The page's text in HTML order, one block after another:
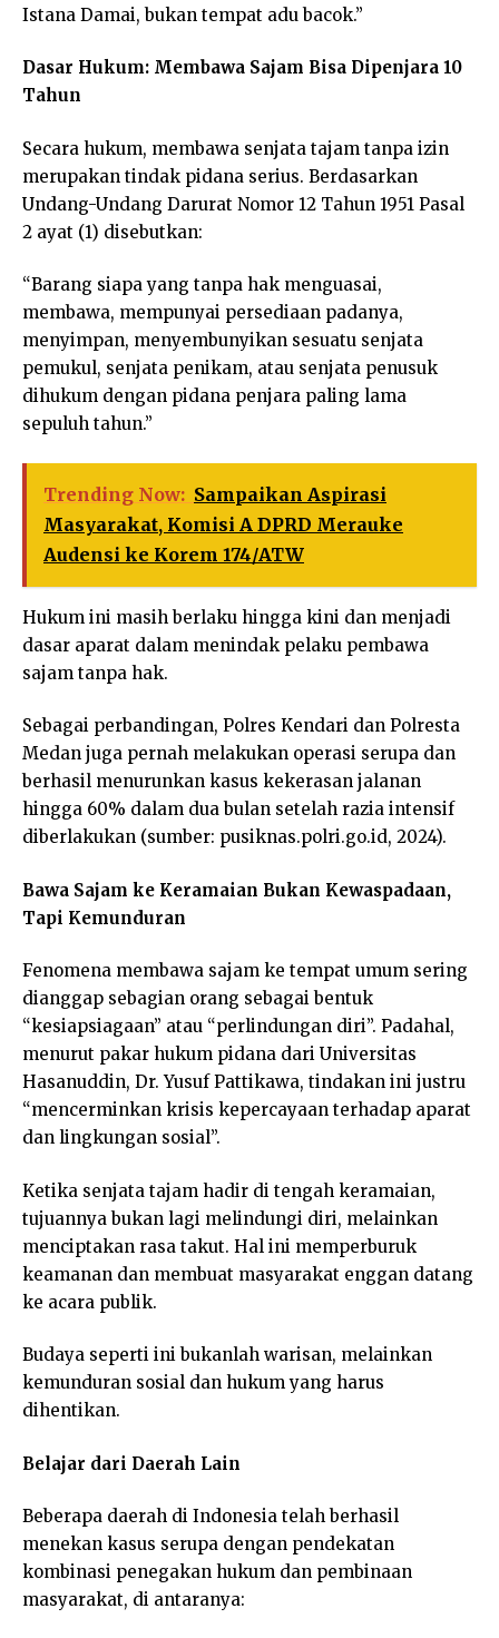
Istana Damai, bukan tempat adu bacok.”
Dasar Hukum: Membawa Sajam Bisa Dipenjara 10
Tahun
Secara hukum, membawa senjata tajam tanpa izin
merupakan tindak pidana serius. Berdasarkan
Undang-Undang Darurat Nomor 12 Tahun 1951 Pasal
2 ayat (1) disebutkan:
“Barang siapa yang tanpa hak menguasai,
membawa, mempunyai persediaan padanya,
menyimpan, menyembunyikan sesuatu senjata
pemukul, senjata penikam, atau senjata penusuk
dihukum dengan pidana penjara paling lama
sepuluh tahun.”
Trending Now: Sampaikan Aspirasi
Masyarakat, Komisi A DPRD Merauke
Audensi ke Korem 174/ATW
Hukum ini masih berlaku hingga kini dan menjadi
dasar aparat dalam menindak pelaku pembawa
sajam tanpa hak.
Sebagai perbandingan, Polres Kendari dan Polresta
Medan juga pernah melakukan operasi serupa dan
berhasil menurunkan kasus kekerasan jalanan
hingga 60% dalam dua bulan setelah razia intensif
diberlakukan (sumber: pusiknas.polri.go.id, 2024).
Bawa Sajam ke Keramaian Bukan Kewaspadaan,
Tapi Kemunduran
Fenomena membawa sajam ke tempat umum sering
dianggap sebagian orang sebagai bentuk
“kesiapsiagaan” atau “perlindungan diri”. Padahal,
menurut pakar hukum pidana dari Universitas
Hasanuddin, Dr. Yusuf Pattikawa, tindakan ini justru
“mencerminkan krisis kepercayaan terhadap aparat
dan lingkungan sosial”.
Ketika senjata tajam hadir di tengah keramaian,
tujuannya bukan lagi melindungi diri, melainkan
menciptakan rasa takut. Hal ini memperburuk
keamanan dan membuat masyarakat enggan datang
ke acara publik.
Budaya seperti ini bukanlah warisan, melainkan
kemunduran sosial dan hukum yang harus
dihentikan.
Belajar dari Daerah Lain
Beberapa daerah di Indonesia telah berhasil
menekan kasus serupa dengan pendekatan
kombinasi penegakan hukum dan pembinaan
masyarakat, di antaranya: